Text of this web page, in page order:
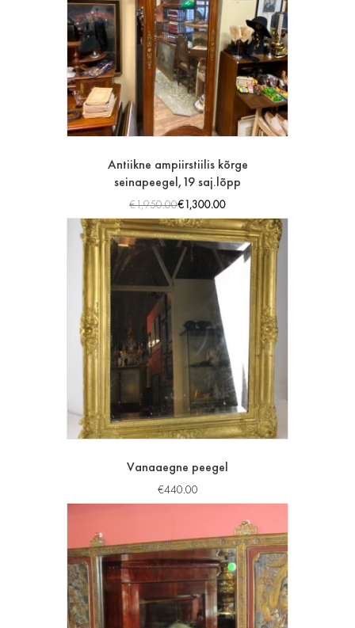
Antiikne ampiirstiilis kõrge
seinapeegel,19 saj.lõpp
€1,950.00€1,300.00
Vanaaegne peegel
€440.00